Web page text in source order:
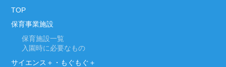
TOP
保育事業施設
保育施設一覧
入園時に必要なもの
サイエンス＋・もぐもぐ＋